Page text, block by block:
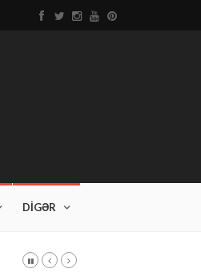
DİGƏR